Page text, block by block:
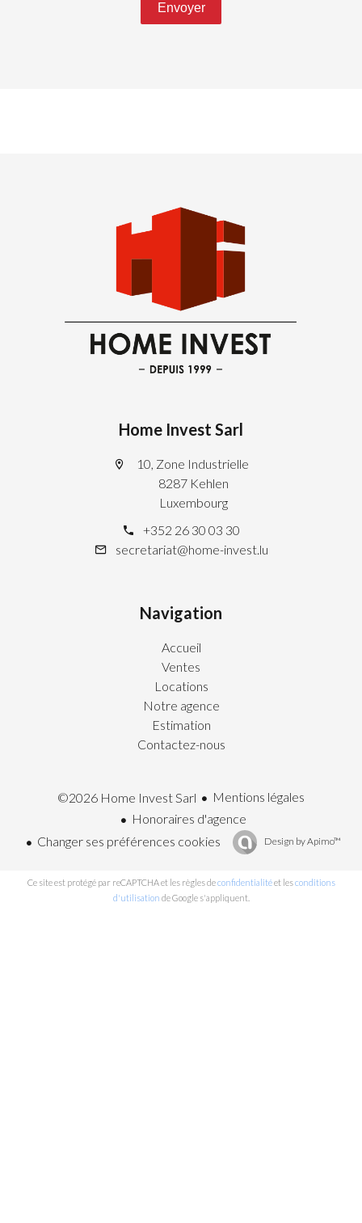
Envoyer
Home Invest Sarl
10, Zone Industrielle
8287 Kehlen
Luxembourg
+352 26 30 03 30
secretariat@home-invest.lu
Navigation
Accueil
Ventes
Locations
Notre agence
Estimation
Contactez-nous
©2026 Home Invest Sarl
Mentions légales
Honoraires d'agence
Changer ses préférences cookies
Design byApimo™
Ce site est protégé par reCAPTCHA et les règles deconfidentialitéet lesconditions
d'utilisation de Google s'appliquent.